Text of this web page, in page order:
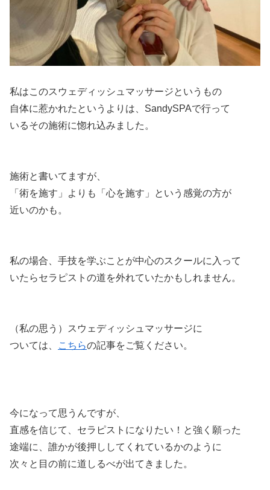
私はこのスウェディッシュマッサージというもの
自体に惹かれたというよりは、SandySPAで行って
いるその施術に惚れ込みました。
施術と書いてますが、
「術を施す」よりも「心を施す」という感覚の方が
近いのかも。
私の場合、手技を学ぶことが中心のスクールに入って
いたらセラピストの道を外れていたかもしれません。
（私の思う）スウェディッシュマッサージに
ついては、
こちらの記事をご覧ください。
今になって思うんですが、
直感を信じて、セラピストになりたい！と強く願った
途端に、誰かが後押ししてくれているかのように
次々と目の前に道しるべが出てきました。